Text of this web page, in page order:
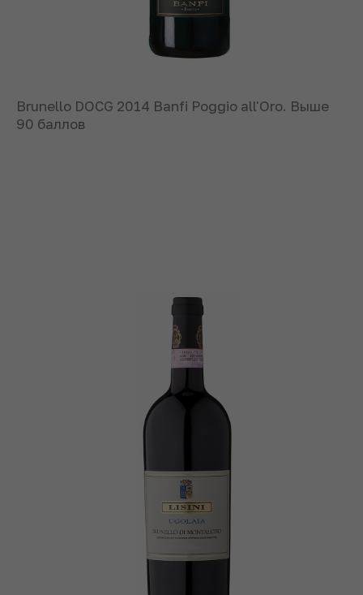
Brunello DOCG 2014 Banfi Poggio all'Oro. Выше
90 баллов